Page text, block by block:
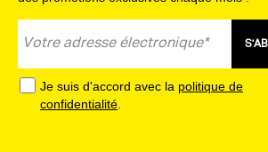
Je suis d'accord avec la politique de
confidentialité